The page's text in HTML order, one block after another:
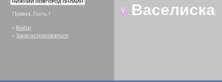
Привет, Гость !
- Войти
- Зарегистрироваться
Васелиска